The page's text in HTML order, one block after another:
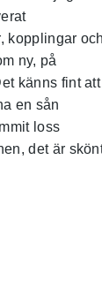
kopplingar och
ny, på
känns fint att
en sån
loss
det är